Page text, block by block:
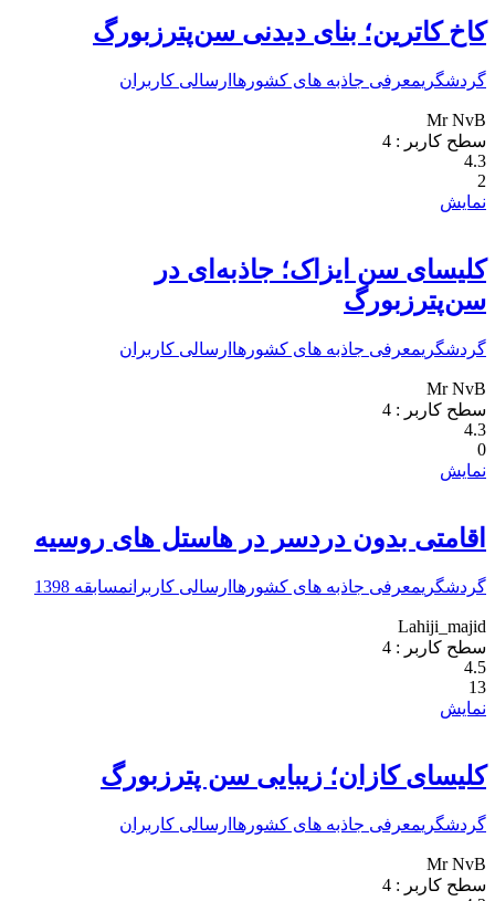
کاخ کاترین؛ بنای دیدنی سن‌پترزبورگ
گردشگریمعرفی جاذبه های کشورها ارسالی کاربران
Mr NvB
سطح کاربر : 4
4.3
2
نمایش
کلیسای سن ایزاک؛ جاذبه‌ای در
سن‌پترزبورگ
گردشگریمعرفی جاذبه های کشورها ارسالی کاربران
Mr NvB
سطح کاربر : 4
4.3
0
نمایش
اقامتی بدون دردسر در هاستل های روسیه
گردشگریمعرفی جاذبه های کشورها ارسالی کاربرانمسابقه 1398
Lahiji_majid
سطح کاربر : 4
4.5
13
نمایش
کلیسای کازان؛ زیبایی سن پترزبورگ
گردشگریمعرفی جاذبه های کشورها ارسالی کاربران
Mr NvB
سطح کاربر : 4